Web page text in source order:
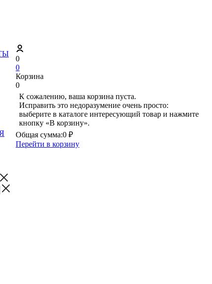
0
0
Корзина
0
К сожалению, ваша корзина пуста.
Исправить это недоразумение очень просто:
выберите в каталоге интересующий товар и нажмите
кнопку «В корзину».
Общая сумма:0 ₽
Перейти в корзину